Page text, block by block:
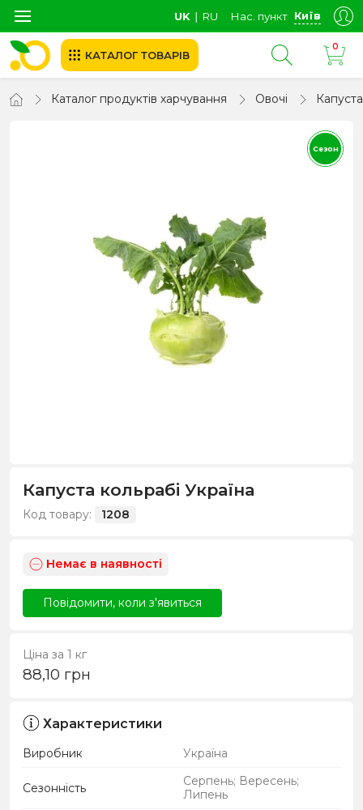
UK ∣ RU Нас. пункт Київ
КАТАЛОГ ТОВАРІВ
0
Каталог продуктів харчування Овочі Капуста
Сезон
Капуста кольрабі Україна
Код товару: 1208
Немає в наявності
Повідомити, коли з'явиться
Ціна за 1 кг
88,10 грн
Характеристики
Виробник Україна
Сезонність
Серпень; Вересень;
Липень